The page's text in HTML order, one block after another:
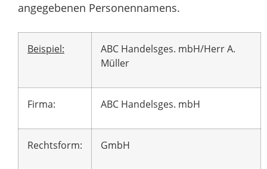
angegebenen Personennamens.
Beispiel:
ABC Handelsges. mbH/Herr A.
Müller
Firma: ABC Handelsges. mbH
Rechtsform: GmbH